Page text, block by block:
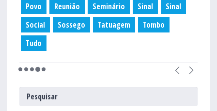
Povo
Reunião Seminário Sinal
Sinal
Social
Sossego Tatuagem
Tombo
Tudo